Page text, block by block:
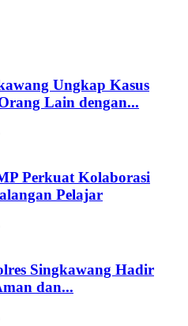
Ungkap Kasus
Lain dengan...
Perkuat Kolaborasi
Pelajar
Singkawang Hadir
dan...